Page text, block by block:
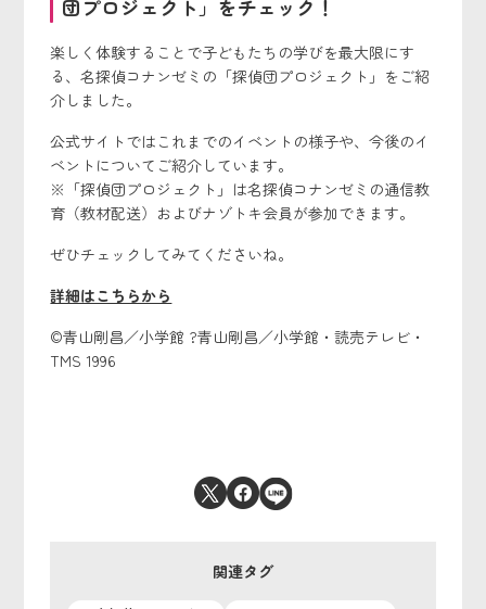
団プロジェクト」をチェック！
楽しく体験することで子どもたちの学びを最大限にす
る、名探偵コナンゼミの「探偵団プロジェクト」をご紹
介しました。
公式サイトではこれまでのイベントの様子や、今後のイ
ベントについてご紹介しています。
※「探偵団プロジェクト」は名探偵コナンゼミの通信教
育（教材配送）およびナゾトキ会員が参加できます。
ぜひチェックしてみてくださいね。
詳細はこちらから
©青山剛昌／小学館 ?青山剛昌／小学館・読売テレビ・
TMS 1996
関連タグ